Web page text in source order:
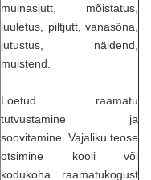
muinasjutt, mõistatus,
luuletus, piltjutt, vanasõna,
jutustus, näidend,
muistend.
Loetud raamatu
tutvustamine ja
soovitamine. Vajaliku teose
otsimine kooli või
kodukoha raamatukogust